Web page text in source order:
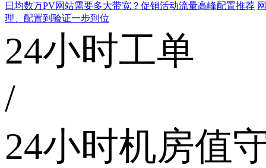
日均数万PV网站需要多大带宽？促销活动流量高峰配置推荐
理、配置到验证一步到位
24小时工单
/
24小时机房值